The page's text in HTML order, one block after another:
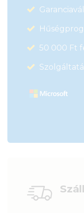
50 000 Ft